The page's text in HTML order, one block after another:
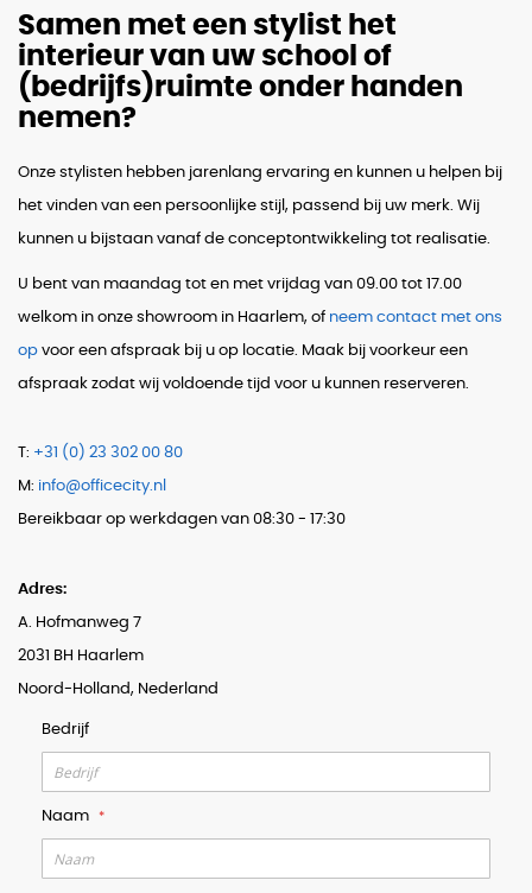
Samen met een stylist het
interieur van uw school of
(bedrijfs)ruimte onder handen
nemen?
Onze stylisten hebben jarenlang ervaring en kunnen u helpen bij
het vinden van een persoonlijke stijl, passend bij uw merk. Wij
kunnen u bijstaan vanaf de conceptontwikkeling tot realisatie.
U bent van maandag tot en met vrijdag van 09.00 tot 17.00
welkom in onze showroom in Haarlem, of neem contact met ons
op voor een afspraak bij u op locatie. Maak bij voorkeur een
afspraak zodat wij voldoende tijd voor u kunnen reserveren.
T: +31 (0) 23 302 00 80
M: info@officecity.nl
Bereikbaar op werkdagen van 08:30 - 17:30
Adres:
A. Hofmanweg 7
2031 BH Haarlem
Noord-Holland, Nederland
Bedrijf
Naam